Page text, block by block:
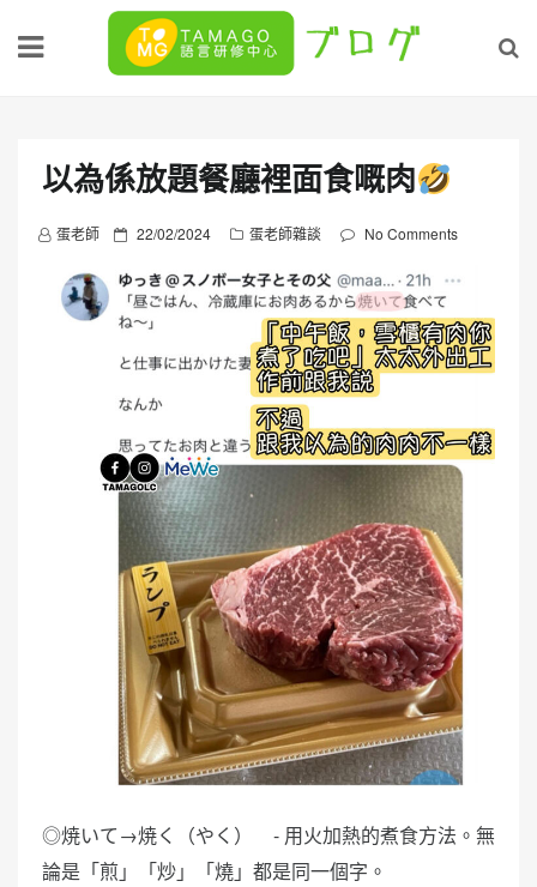
以為係放題餐廳裡面食嘅肉
蛋老師
P
s
t
d
o
n
22/02/2024 蛋老師雜談 No Comments
◎焼いて→焼く（やく） - 用火加熱的煮食方法。無
論是「煎」「炒」「燒」都是同一個字。